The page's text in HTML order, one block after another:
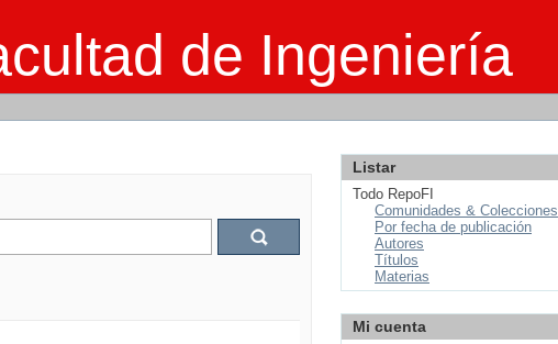
de Ingeniería
Listar
Todo RepoFI
Comunidades & Colecciones
Por fecha de publicación
Autores
Títulos
Materias
Mi cuenta